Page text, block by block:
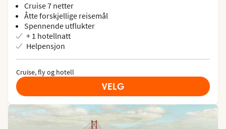
Cruise 7 netter
Åtte forskjellige reisemål
Spennende utflukter
+ 1 hotellnatt
Helpensjon
Cruise, fly og hotell
VELG